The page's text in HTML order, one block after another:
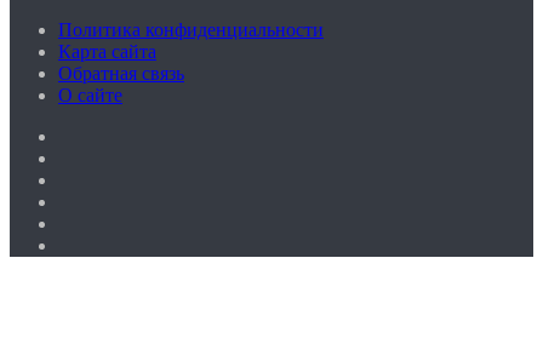
Политика конфиденциальности
Карта сайта
Обратная связь
О сайте